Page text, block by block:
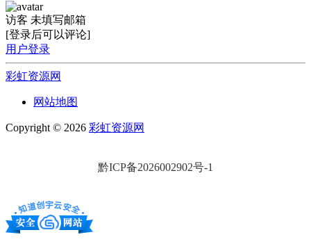
访客 未填写邮箱
[登录后可以评论]
用户登录
彩虹资源网
网站地图
Copyright © 2026 彩虹资源网
黔ICP备2026002902号-1